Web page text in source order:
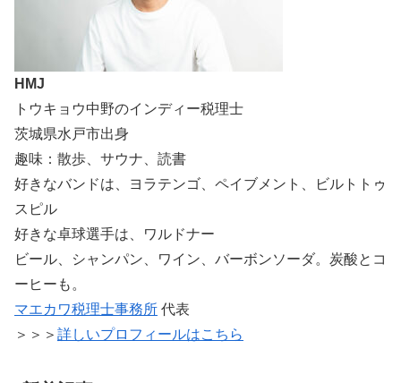
HMJ
トウキョウ中野のインディー税理士
茨城県水戸市出身
趣味：散歩、サウナ、読書
好きなバンドは、ヨラテンゴ、ペイブメント、ビルトトゥ
スピル
好きな卓球選手は、ワルドナー
ビール、シャンパン、ワイン、バーボンソーダ。炭酸とコ
ーヒーも。
マエカワ税理士事務所 代表
＞＞＞ 詳しいプロフィールはこちら